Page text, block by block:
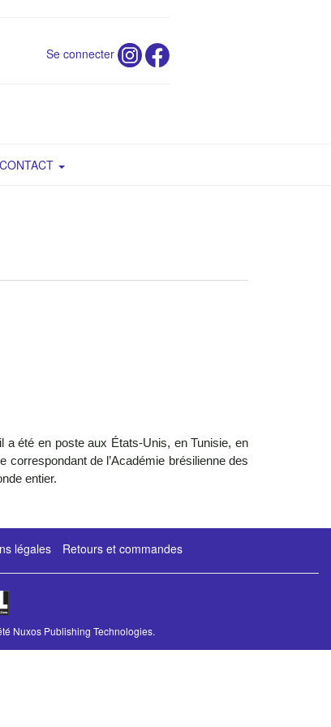
Se connecter
CONTACT
a été en poste aux États-Unis, en Tunisie, en
de l’Académie brésilienne des
entier.
légales Retours et commandes
Nuxos Publishing Technologies.